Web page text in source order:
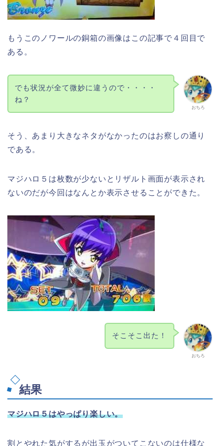
もうこのノワールの銅箱の画像はこの記事で４回目で
ある。
おちろ
でも状況が全て微妙に違うので・・・・
ね？
そう、あまり大きなネタがなかったのはお察しの通り
である。
マジハロ５は枚数が少ないとリザルト画面が表示され
ないのだが今回はなんとか表示させることができた。
おちろ
そこそこ出た！
結果
マジハロ５はやっぱり楽しい。
割とやれた気がするが出玉がついてこないのは仕様な